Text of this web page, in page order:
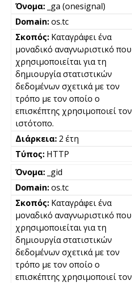
_ga (onesignal)
os.tc
Καταγράφει ένα
μοναδικό αναγνωριστικό που
χρησιμοποιείται για τη
δημιουργία στατιστικών
δεδομένων σχετικά με τον
τρόπο με τον οποίο ο
επισκέπτης χρησιμοποιεί τον
ιστότοπο.
2 έτη
HTTP
_gid
os.tc
Καταγράφει ένα
μοναδικό αναγνωριστικό που
χρησιμοποιείται για τη
δημιουργία στατιστικών
δεδομένων σχετικά με τον
τρόπο με τον οποίο ο
επισκέπτης χρησιμοποιεί τον